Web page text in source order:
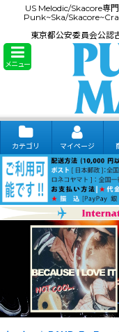
US Melodic/Skacore専
Punk~Ska/
東京都公安委員会公認
メニュー
カテゴリ マイページ